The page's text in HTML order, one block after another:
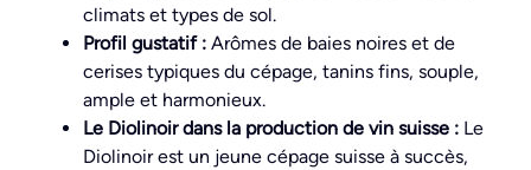
climats et types de sol.
Profil gustatif : Arômes de baies noires et de
cerises typiques du cépage, tanins fins, souple,
ample et harmonieux.
Le Diolinoir dans la production de vin suisse : Le
Diolinoir est un jeune cépage suisse à succès,